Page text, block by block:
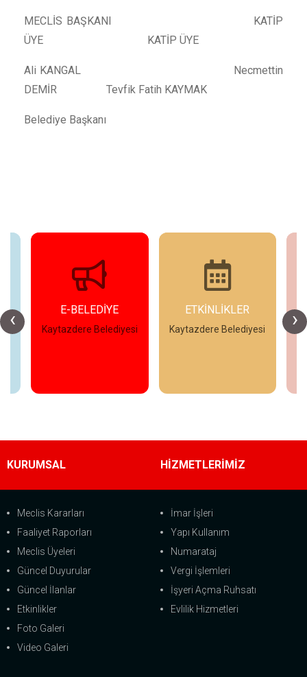
MECLİS BAŞKANI KATİP
ÜYE KATİP ÜYE
Ali KANGAL Necmettin
DEMİR Tevfik Fatih KAYMAK
Belediye Başkanı
‹ ›
E-BELEDİYE
Kaytazdere Belediyesi
ETKİNLİKLER
Kaytazdere Belediyesi
KURUMSAL
Meclis Kararları
Faaliyet Raporları
Meclis Üyeleri
Güncel Duyurular
Güncel İlanlar
Etkinlikler
Foto Galeri
Video Galeri
HİZMETLERİMİZ
İmar İşleri
Yapı Kullanım
Numarataj
Vergi İşlemleri
İşyeri Açma Ruhsatı
Evlilik Hizmetleri